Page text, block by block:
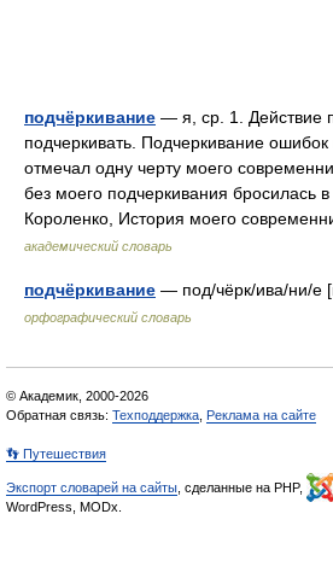
подчёркивание — я, ср. 1. Действие
подчеркивать. Подчеркивание
отмечал одну черту моего
без моего подчеркивания бросилась в
Короленко, История моего
академический словарь
подчёркивание — под/чёрк/ива/ни/
орфографический словарь
© Академик, 2000-2026
Обратная связь: Техподдержка Реклама на сайте
👣 Путешествия
Экспорт словарей на сайты , сделанные на PHP,
WordPress, MODx.